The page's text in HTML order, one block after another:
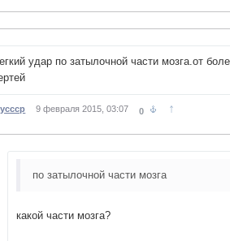
удар по затылочной части мозга.от
9 февраля 2015, 03:07 0 ↑
по затылочной части мозга
какой части мозга?